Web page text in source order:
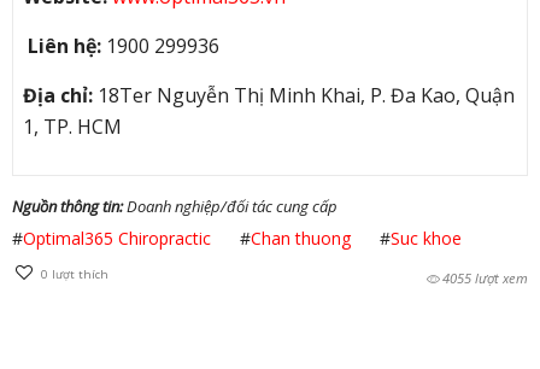
Liên hệ: 1900 299936
Địa chỉ: 18Ter Nguyễn Thị Minh Khai, P. Đa Kao, Quận
1, TP. HCM
Nguồn thông tin:Doanh nghiệp/đối tác cung cấp
#Optimal365 Chiropractic #Chan thuong #Suc khoe
0 lượt thích 4055 lượt xem